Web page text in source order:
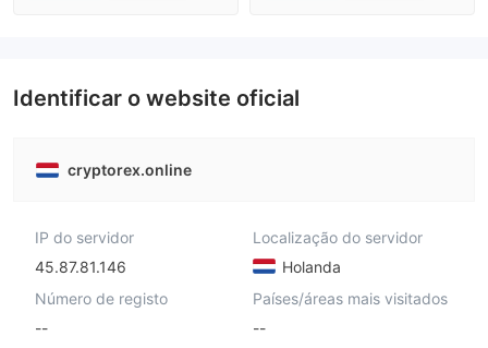
Identificar o website oficial
cryptorex.online
IP do servidor
45.87.81.146
Localização do servidor
Holanda
Número de registo
--
Países/áreas mais visitados
--